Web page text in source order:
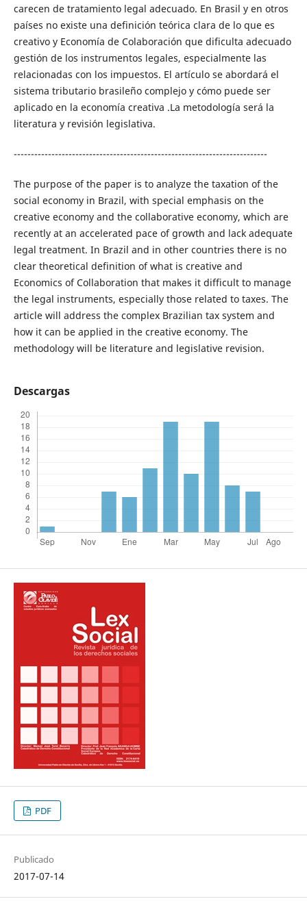
carecen de tratamiento legal adecuado. En Brasil y en otros
países no existe una definición teórica clara de lo que es
creativo y Economía de Colaboración que dificulta adecuado
gestión de los instrumentos legales, especialmente las
relacionadas con los impuestos. El artículo se abordará el
sistema tributario brasileño complejo y cómo puede ser
aplicado en la economía creativa .La metodología será la
literatura y revisión legislativa.
--------------------------------------------------------------------------
The purpose of the paper is to analyze the taxation of the
social economy in Brazil, with special emphasis on the
creative economy and the collaborative economy, which are
recently at an accelerated pace of growth and lack adequate
legal treatment. In Brazil and in other countries there is no
clear theoretical definition of what is creative and
Economics of Collaboration that makes it difficult to manage
the legal instruments, especially those related to taxes. The
article will address the complex Brazilian tax system and
how it can be applied in the creative economy. The
methodology will be literature and legislative revision.
Descargas
PDF
Publicado
2017-07-14